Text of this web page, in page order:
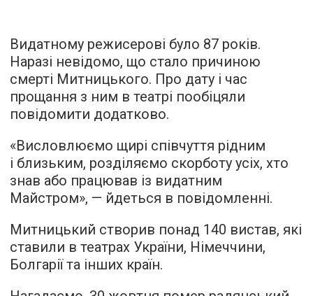
Видатному режисерові було 87 років.
Наразі невідомо, що стало причиною
смерті Митницького. Про дату і час
прощання з ним в театрі пообіцяли
повідомити додатково.
«Висловлюємо щирі співчуття рідним
і близьким, розділяємо скорботу усіх, хто
знав або працював із видатним
Майстром», — йдеться в повідомленні.
Митницький створив понад 140 вистав, які
ставили в театрах України, Німеччини,
Болгарії та інших країн.